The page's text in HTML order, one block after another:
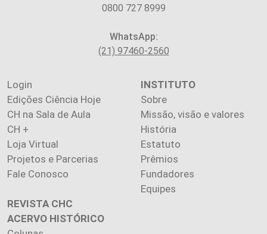
0800 727 8999
WhatsApp:
(21) 97460-2560
Login
Edições Ciência Hoje
CH na Sala de Aula
CH +
Loja Virtual
Projetos e Parcerias
Fale Conosco
INSTITUTO
Sobre
Missão, visão e valores
História
Estatuto
Prêmios
Fundadores
Equipes
REVISTA CHC
ACERVO HISTÓRICO